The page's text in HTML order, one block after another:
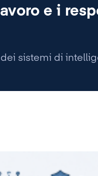
e i
sistemi di